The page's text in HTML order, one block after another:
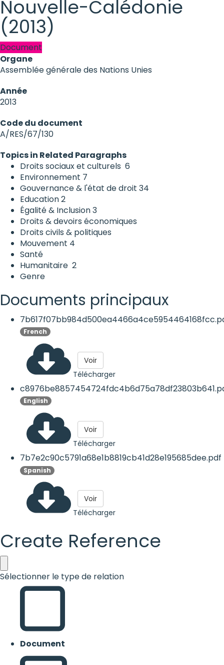
Nouvelle-Calédonie
(2013)
Document
Organe
Assemblée générale des Nations Unies
Année
2013
Code du document
A/RES/67/130
Topics in Related Paragraphs
Droits sociaux et culturels 6
Environnement 7
Gouvernance & l'état de droit 34
Education2
Égalité & Inclusion3
Droits & devoirs économiques
Droits civils & politiques
Mouvement 4
Santé
Humanitaire 2
Genre
Documents principaux
French
Télécharger
Voir
English
Télécharger
Voir
7b7e2c90c5791a68e1b8819cb41d28e195685dee.pdf
Spanish
Télécharger
Voir
Create Reference
Sélectionner le type de relation
Document